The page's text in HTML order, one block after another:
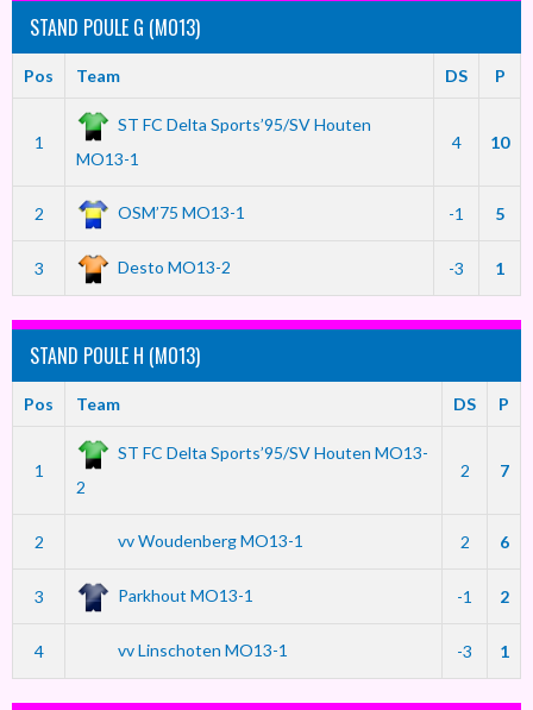
STAND POULE G (MO13)
Pos Team DS P
1
ST FC Delta Sports’95/SV Houten
MO13-1
4 10
2 OSM’75 MO13-1 -1 5
3 Desto MO13-2 -3 1
STAND POULE H (MO13)
Pos Team DS P
1
ST FC Delta Sports’95/SV Houten MO13-
2
2 7
2 vv Woudenberg MO13-1 2 6
3 Parkhout MO13-1 -1 2
4 vv Linschoten MO13-1 -3 1